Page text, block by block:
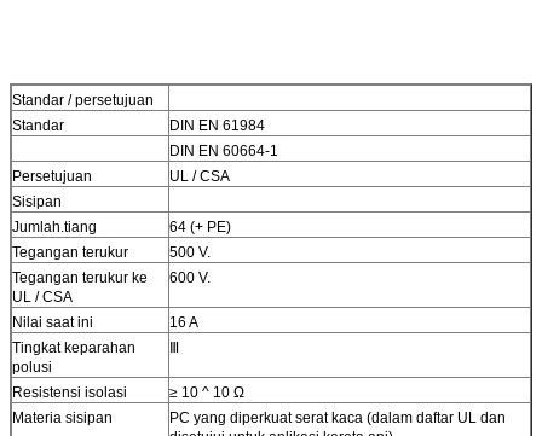
Standar / persetujuan
Standar
DIN EN 61984
DIN EN 60664-1
Persetujuan
UL / CSA
Sisipan
Jumlah.tiang
64 (+ PE)
Tegangan terukur
500 V.
Tegangan terukur ke
UL / CSA
600 V.
Nilai saat ini
16 A
Tingkat keparahan
polusi
Ⅲ
Resistensi isolasi
≥ 10 ^ 10 Ω
Materia sisipan
PC yang diperkuat serat kaca (dalam daftar UL dan